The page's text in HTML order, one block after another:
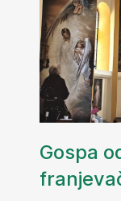
Gospa